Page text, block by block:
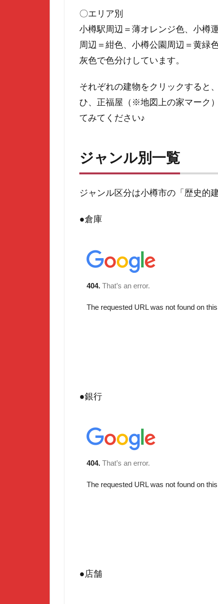
〇エリア別
小樽駅周辺＝薄オレンジ色、小樽
周辺＝紺色、小樽公園周辺＝黄緑
灰色で色分けしています。
それぞれの建物をクリックすると
ひ、正福屋（※地図上の家マーク
てみてください♪
ジャンル別一覧
ジャンル区分は小樽市の「歴史的
●倉庫
●銀行
●店舗